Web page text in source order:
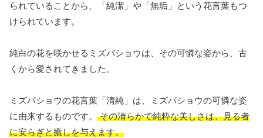
られていることから、「純潔」や「無垢」という花言葉もつ
けられています。
純白の花を咲かせるミズバショウは、その可憐な姿から、古
くから愛されてきました。
ミズバショウの花言葉「清純」は、ミズバショウの可憐な姿
に由来するものです。 その清らかで純粋な美しさは、見る者
に安らぎと癒しを与えます。